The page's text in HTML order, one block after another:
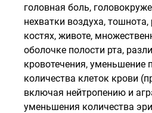
головная боль,
нехватки воздуха, тошнота,
костях, животе,
оболочке полости рта,
кровотечения, уменьшение
количества клеток крови
включая нейтропению и
уменьшения количества